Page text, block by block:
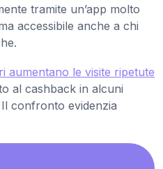
tramite un’app molto
accessibile anche a chi
aumentano le visite ripetute
al cashback in alcuni
confronto evidenzia